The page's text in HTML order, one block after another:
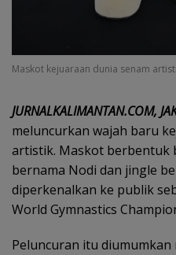
Maskot kejuaraan dunia senam
JURNALKALIMANTAN.COM,
meluncurkan wajah baru
artistik. Maskot berbentuk
bernama Nodi dan jingle
diperkenalkan ke publik
World Gymnastics
Peluncuran itu diumumkan